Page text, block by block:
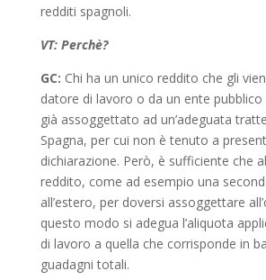
redditi spagnoli.
VT: Perchè?
GC: Chi ha un unico reddito che gli
datore di lavoro o da un ente
già assoggettato ad un’adeguata
Spagna, per cui non è tenuto a
dichiarazione. Però, è sufficiente che
reddito, come ad esempio una
all’estero, per doversi assoggettare
questo modo si adegua l’aliquota
di lavoro a quella che corrisponde in
guadagni totali.